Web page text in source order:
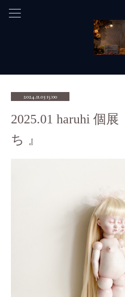
2024.11.03 15:00
2025.01 haruhi 個
ち 』